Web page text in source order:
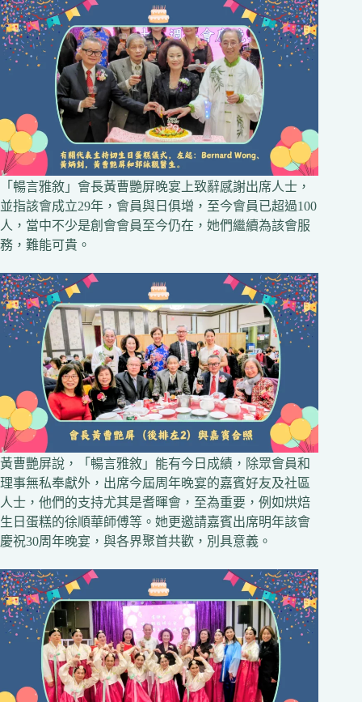
「暢言雅敘」會長黃曹艷屏晚宴上致辭感謝出席人士，
並指該會成立29年，會員與日俱增，至今會員已超過100
人，當中不少是創會會員至今仍在，她們繼續為該會服
務，難能可貴。
黃曹艷屏說，「暢言雅敘」能有今日成績，除眾會員和
理事無私奉獻外，出席今屆周年晚宴的嘉賓好友及社區
人士，他們的支持尤其是耆暉會，至為重要，例如烘焙
生日蛋糕的徐順華師傅等。她更邀請嘉賓出席明年該會
慶祝30周年晚宴，與各界聚首共歡，別具意義。